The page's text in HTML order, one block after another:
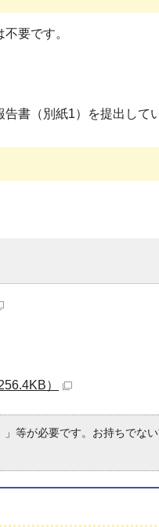
要です。
書（別紙1）を提出して
）
等が必要です。お持ちでな